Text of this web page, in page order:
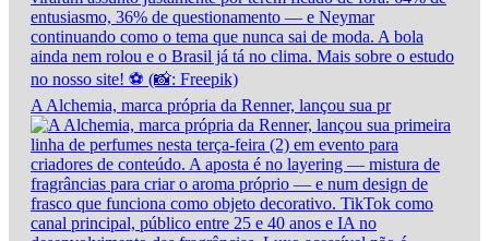
A Alchemia, marca própria da Renner, lançou sua pr